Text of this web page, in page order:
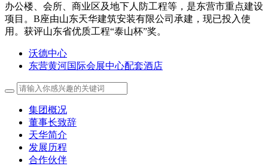
办公楼、会所、商业区及地下人防工程等，是东营市重点建设
项目。B座由山东天华建筑安装有限公司承建，现已投入使
用。获评山东省优质工程“泰山杯”奖。
沃德中心
东营黄河国际会展中心配套酒店
集团概况
董事长致辞
天华简介
发展历程
合作伙伴